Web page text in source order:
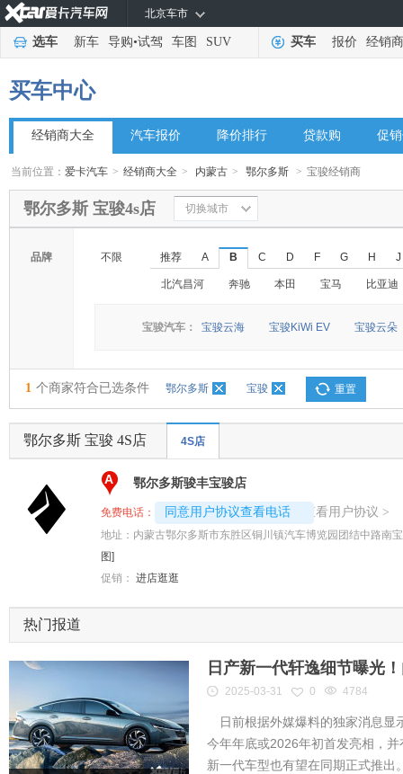
北京车市
选车 新车 导购•试驾 车图 SUV 买车 报价 经销商
买车中心
经销商大全 汽车报价 降价排行 贷款购 促
当前位置：爱卡汽车 > 经销商大全 > 内蒙古 > 鄂尔多斯 > 宝骏经销商
鄂尔多斯 宝骏4s店 切换城市
品牌 不限 推荐 A B C D F G H J
北汽昌河 奔驰 本田 宝马 比亚迪
宝骏汽车： 宝骏云海 宝骏KiWi EV 宝骏云朵
1 个商家符合已选条件 鄂尔多斯 宝骏 重置
鄂尔多斯 宝骏 4S店 4S店
A 鄂尔多斯骏丰宝骏店
免费电话： 同意用户协议查看电话
4008192717-5885 查看用户协议 >
地址： 内蒙古鄂尔多斯市东胜区铜川镇汽车博览园团结中路南
图]
促销： 进店逛逛
热门报道
日产新一代轩逸细节曝光
2025-03-31 0 4784
日前根据外媒爆料的独家消息显
今年年底或2026年初首发亮相，
新一代车型也有望在同期正式推出